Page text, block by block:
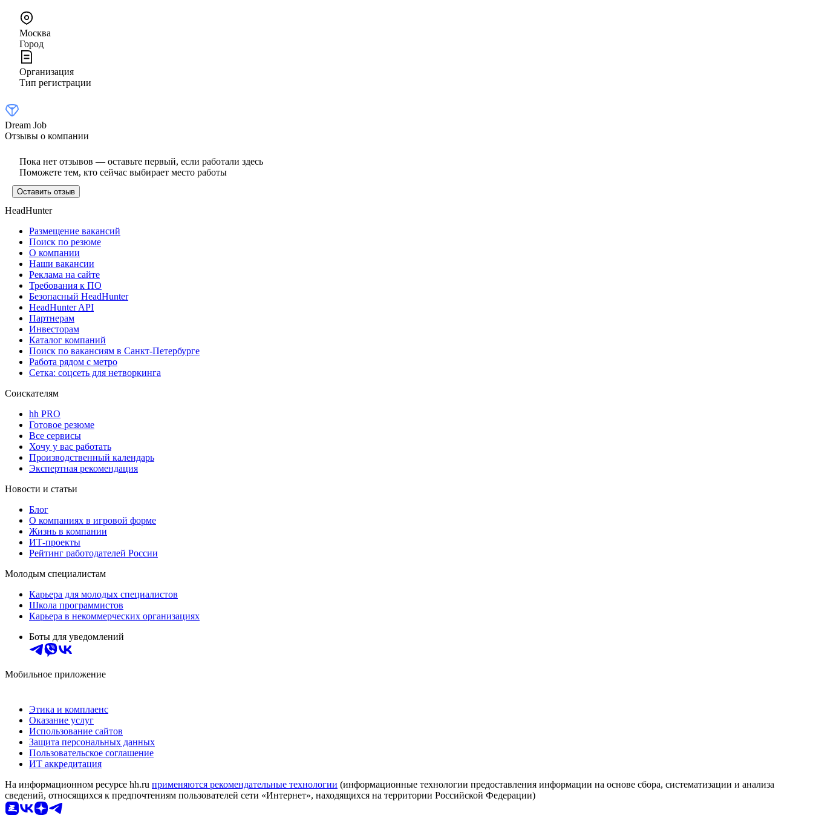
Москва
Город
Организация
Тип регистрации
Dream Job
Отзывы о компании
Пока нет отзывов — оставьте первый, если работали здесь
Поможете тем, кто сейчас выбирает место работы
Оставить отзыв
HeadHunter
Размещение вакансий
Поиск по резюме
О компании
Наши вакансии
Реклама на сайте
Требования к ПО
Безопасный HeadHunter
HeadHunter API
Партнерам
Инвесторам
Каталог компаний
Поиск по вакансиям в Санкт-Петербурге
Работа рядом с метро
Сетка: соцсеть для нетворкинга
Соискателям
hh PRO
Готовое резюме
Все сервисы
Хочу у вас работать
Производственный календарь
Экспертная рекомендация
Новости и статьи
Блог
О компаниях в игровой форме
Жизнь в компании
ИТ-проекты
Рейтинг работодателей России
Молодым специалистам
Карьера для молодых специалистов
Школа программистов
Карьера в некоммерческих организациях
Боты для уведомлений
Мобильное приложение
Этика и комплаенс
Оказание услуг
Использование сайтов
Защита персональных данных
Пользовательское соглашение
ИТ аккредитация
На информационном ресурсе hh.ru применяются рекомендательные технологии (информационные технологии предоставления информации на основе сбора, систематизации и анализа
сведений, относящихся к предпочтениям пользователей сети «Интернет», находящихся на территории Российской Федерации)